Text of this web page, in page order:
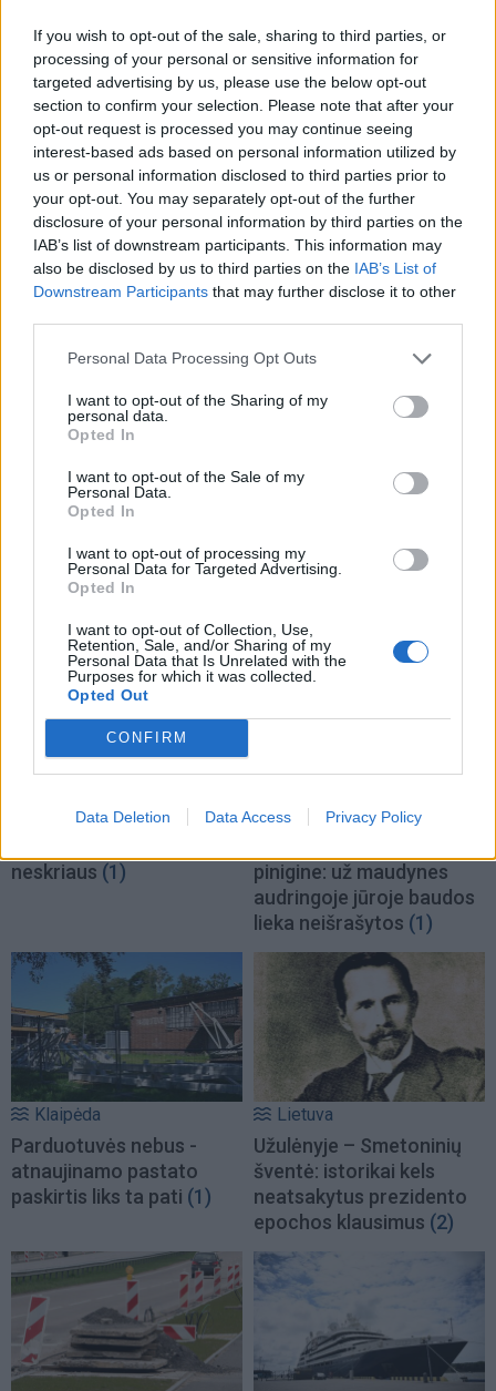
If you wish to opt-out of the sale, sharing to third parties, or
processing of your personal or sensitive information for
targeted advertising by us, please use the below opt-out
section to confirm your selection. Please note that after your
opt-out request is processed you may continue seeing
interest-based ads based on personal information utilized by
us or personal information disclosed to third parties prior to
your opt-out. You may separately opt-out of the further
disclosure of your personal information by third parties on the
IAB’s list of downstream participants. This information may
also be disclosed by us to third parties on the IAB’s List of
Downstream Participants that may further disclose it to other
Personal Data Processing Opt Outs
I want to opt-out of the Sharing of my
personal data.
Opted In
I want to opt-out of the Sale of my
Personal Data.
Opted In
I want to opt-out of processing my
Personal Data for Targeted Advertising.
Opted In
I want to opt-out of Collection, Use,
Retention, Sale, and/or Sharing of my
Personal Data that Is Unrelated with the
Purposes for which it was collected.
Opted Out
CONFIRM
Data Deletion Data Access Privacy Policy
Sutinku sutaisyklėmis
This site is protected by
reCAPTCHA and the Google
Privacy Policy
and
Terms of
Serviceapply.
TAIP PAT SKAITYKITE
Aktualijos
neskriaus (1)
Aktualijos
pinigine: už maudynes
audringoje jūroje baudos
lieka neišrašytos (1)
Klaipėda
Parduotuvės nebus -
atnaujinamo pastato
paskirtis liks ta pati (1)
Lietuva
Užulėnyje – Smetoninių
šventė: istorikai kels
neatsakytus prezidento
epochos klausimus (2)